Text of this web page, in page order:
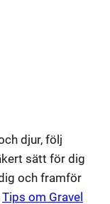
djur, följ
sätt för dig
och framför
Tips om Gravel